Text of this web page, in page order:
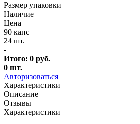
Размер упаковки
Наличие
Цена
90 капс
24 шт.
-
Итого: 0 руб.
0 шт.
Авторизоваться
Характеристики
Описание
Отзывы
Характеристики